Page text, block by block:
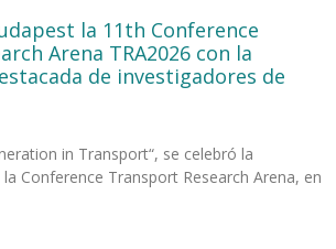
la 11th Conference
Arena TRA2026 con la
de investigadores de
in Transport“, se celebró la
Conference Transport Research Arena, en